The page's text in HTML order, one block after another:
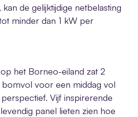
kan de gelijktijdige netbelasting
minder dan 1 kW per
het Borneo-eiland zat 2
voor een middag vol
Vijf inspirerende
panel lieten zien hoe